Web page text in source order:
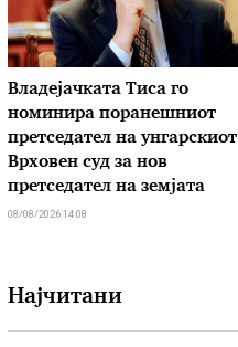
Владејачката Тиса го
номинира поранешниот
претседател на унгарскиот
Врховен суд за нов
претседател на земјата
08/08/2026 14:08
Најчитани